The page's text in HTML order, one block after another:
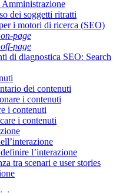
dei soggetti ritratti
i motori di ricerca (SEO)
on-page
off-page
di diagnostica SEO: Search
dei contenuti
i contenuti
i contenuti
i contenuti
l’interazione
tra scenari e user stories